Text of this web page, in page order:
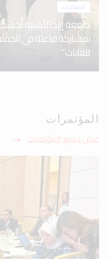
الفعاليات
جامعة إربد الأهلية
بمشاركة فاعلة في
للغابات”
المؤتمرات
عرض جميع المؤتمرات